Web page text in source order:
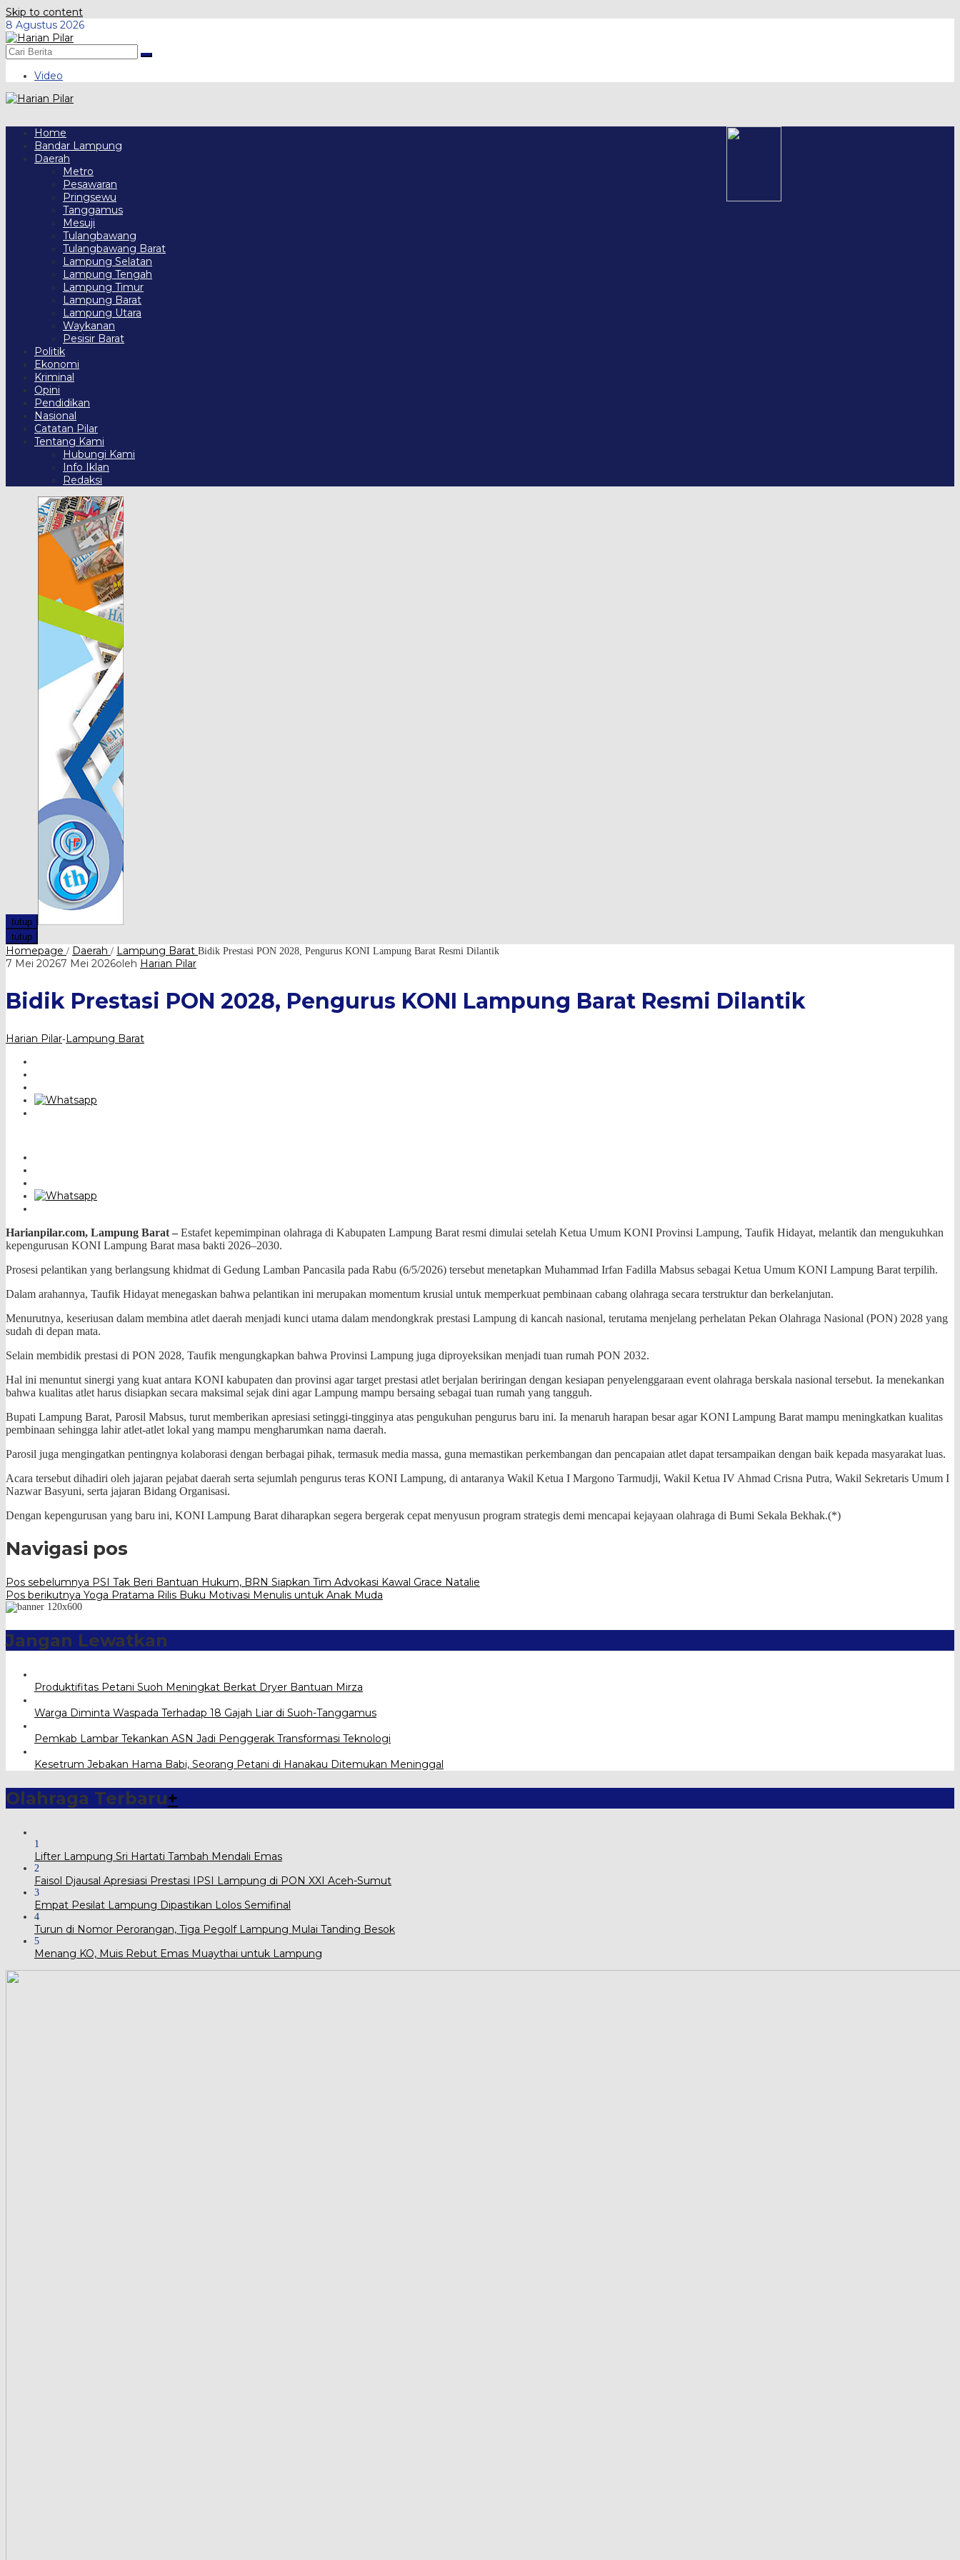
Skip to content
8 Agustus 2026
Video
Home
Bandar Lampung
Daerah
Metro
Pesawaran
Pringsewu
Tanggamus
Mesuji
Tulangbawang
Tulangbawang Barat
Lampung Selatan
Lampung Tengah
Lampung Timur
Lampung Barat
Lampung Utara
Waykanan
Pesisir Barat
Politik
Ekonomi
Kriminal
Opini
Pendidikan
Nasional
Catatan Pilar
Tentang Kami
Hubungi Kami
Info Iklan
Redaksi
tutup
tutup
Homepage / Daerah / Lampung Barat Bidik Prestasi PON 2028, Pengurus KONI Lampung Barat Resmi Dilantik
7 Mei 20267 Mei 2026oleh Harian Pilar
Bidik Prestasi PON 2028, Pengurus KONI Lampung Barat Resmi Dilantik
Harian Pilar-Lampung Barat
Harianpilar.com, Lampung Barat – Estafet kepemimpinan olahraga di Kabupaten Lampung Barat resmi dimulai setelah Ketua Umum KONI Provinsi Lampung, Taufik Hidayat, melantik dan mengukuhkan
kepengurusan KONI Lampung Barat masa bakti 2026–2030.
Prosesi pelantikan yang berlangsung khidmat di Gedung Lamban Pancasila pada Rabu (6/5/2026) tersebut menetapkan Muhammad Irfan Fadilla Mabsus sebagai Ketua Umum KONI Lampung Barat terpilih.
​Dalam arahannya, Taufik Hidayat menegaskan bahwa pelantikan ini merupakan momentum krusial untuk memperkuat pembinaan cabang olahraga secara terstruktur dan berkelanjutan.
Menurutnya, keseriusan dalam membina atlet daerah menjadi kunci utama dalam mendongkrak prestasi Lampung di kancah nasional, terutama menjelang perhelatan Pekan Olahraga Nasional (PON) 2028 yang
sudah di depan mata.
​Selain membidik prestasi di PON 2028, Taufik mengungkapkan bahwa Provinsi Lampung juga diproyeksikan menjadi tuan rumah PON 2032.
Hal ini menuntut sinergi yang kuat antara KONI kabupaten dan provinsi agar target prestasi atlet berjalan beriringan dengan kesiapan penyelenggaraan event olahraga berskala nasional tersebut. Ia menekankan
bahwa kualitas atlet harus disiapkan secara maksimal sejak dini agar Lampung mampu bersaing sebagai tuan rumah yang tangguh.
​Bupati Lampung Barat, Parosil Mabsus, turut memberikan apresiasi setinggi-tingginya atas pengukuhan pengurus baru ini. Ia menaruh harapan besar agar KONI Lampung Barat mampu meningkatkan kualitas
pembinaan sehingga lahir atlet-atlet lokal yang mampu mengharumkan nama daerah.
Parosil juga mengingatkan pentingnya kolaborasi dengan berbagai pihak, termasuk media massa, guna memastikan perkembangan dan pencapaian atlet dapat tersampaikan dengan baik kepada masyarakat luas.
​Acara tersebut dihadiri oleh jajaran pejabat daerah serta sejumlah pengurus teras KONI Lampung, di antaranya Wakil Ketua I Margono Tarmudji, Wakil Ketua IV Ahmad Crisna Putra, Wakil Sekretaris Umum I
Nazwar Basyuni, serta jajaran Bidang Organisasi.
Dengan kepengurusan yang baru ini, KONI Lampung Barat diharapkan segera bergerak cepat menyusun program strategis demi mencapai kejayaan olahraga di Bumi Sekala Bekhak.(*)
Navigasi pos
Pos sebelumnya PSI Tak Beri Bantuan Hukum, BRN Siapkan Tim Advokasi Kawal Grace Natalie
Pos berikutnya Yoga Pratama Rilis Buku Motivasi Menulis untuk Anak Muda
Jangan Lewatkan
Produktifitas Petani Suoh Meningkat Berkat Dryer Bantuan Mirza
Warga Diminta Waspada Terhadap 18 Gajah Liar di Suoh-Tanggamus
Pemkab Lambar Tekankan ASN Jadi Penggerak Transformasi Teknologi
Kesetrum Jebakan Hama Babi, Seorang Petani di Hanakau Ditemukan Meninggal
Olahraga Terbaru+
1
Lifter Lampung Sri Hartati Tambah Mendali Emas
2
Faisol Djausal Apresiasi Prestasi IPSI Lampung di PON XXI Aceh-Sumut
3
Empat Pesilat Lampung Dipastikan Lolos Semifinal
4
Turun di Nomor Perorangan, Tiga Pegolf Lampung Mulai Tanding Besok
5
Menang KO, Muis Rebut Emas Muaythai untuk Lampung